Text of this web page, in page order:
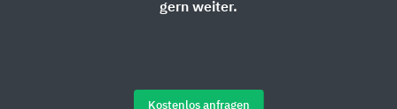
gern weiter.
Kostenlos anfragen